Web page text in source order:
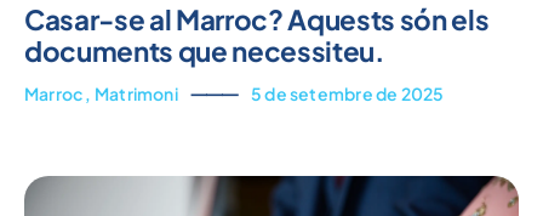
Casar-se al Marroc? Aquests són els
documents que necessiteu.
Marroc, Matrimoni ⸻ 5 de setembre de 2025